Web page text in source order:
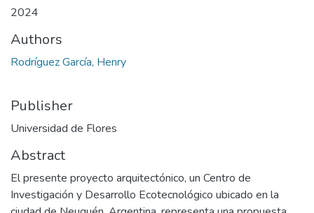
2024
Authors
Rodríguez García, Henry
Publisher
Universidad de Flores
Abstract
El presente proyecto arquitectónico, un Centro de
Investigación y Desarrollo Ecotecnológico ubicado en la